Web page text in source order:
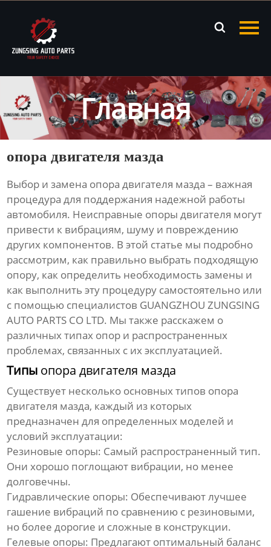

Продукция
Новости
О нас
Контакты
Главная
опора двигателя мазда
Выбор и замена опора двигателя мазда – важная
процедура для поддержания надежной работы
автомобиля. Неисправные опоры двигателя могут
привести к вибрациям, шуму и повреждению
других компонентов. В этой статье мы подробно
рассмотрим, как правильно выбрать подходящую
опору, как определить необходимость замены и
как выполнить эту процедуру самостоятельно или
с помощью специалистов GUANGZHOU ZUNGSING
AUTO PARTS CO LTD. Мы также расскажем о
различных типах опор и распространенных
проблемах, связанных с их эксплуатацией.
Типы опора двигателя мазда
Существует несколько основных типов опора
двигателя мазда, каждый из которых
предназначен для определенных моделей и
условий эксплуатации:
Резиновые опоры: Самый распространенный тип.
Они хорошо поглощают вибрации, но менее
долговечны.
Гидравлические опоры: Обеспечивают лучшее
гашение вибраций по сравнению с резиновыми,
но более дорогие и сложные в конструкции.
Гелевые опоры: Предлагают оптимальный баланс